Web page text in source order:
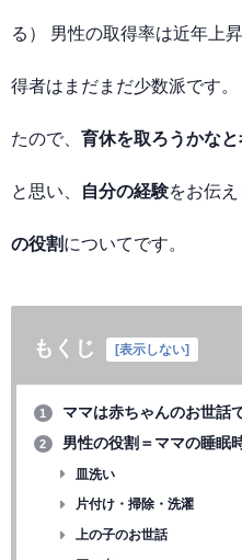
る） 男性の取得率は近年上
得者はまだまだ少数派です
たので、 育休を取ろうかな
と思い、 自分の経験をお伝
の役割についてです。
もくじ [表示しない]
1 ママは赤ちゃんのお世話
2 男性の役割＝ママの睡眠
皿洗い
片付け・掃除・洗濯
上の子のお世話